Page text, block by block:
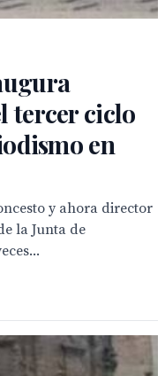
tercer ciclo
en
y ahora director
la Junta de